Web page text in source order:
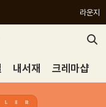
라운지
내서재 크레마샵